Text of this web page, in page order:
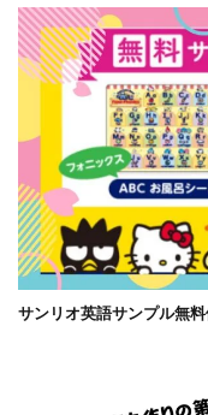
サンリオ英語サンプル無